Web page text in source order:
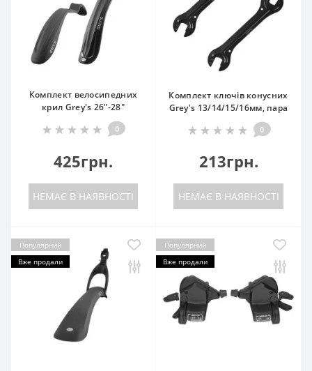
Комплект велосипедних
крил Grey's 26"-28"
0
425грн.
НЕМАЄ В НАЯВНОСТІ
Комплект ключів конусних
Grey's 13/14/15/16мм, пара
0
213грн.
НЕМАЄ В НАЯВНОСТІ
Популярний
Вже продали
Популярний
Вже продали